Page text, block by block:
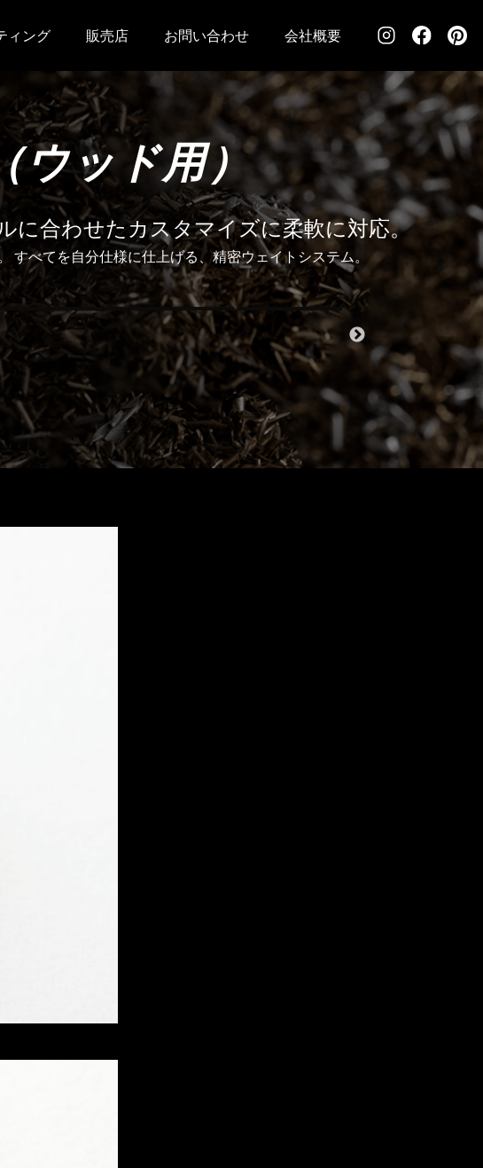
ィング 販売店 お問い合わせ 会社概要
ウッド用）
に合わせたカスタマイズに柔軟に対応。
すべてを自分仕様に仕上げる、精密ウェイトシステム。